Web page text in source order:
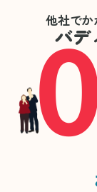
他社でか
バデ